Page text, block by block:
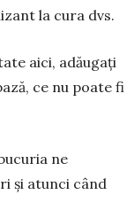
la cura dvs.
aici, adăugați
ce nu poate fi
ne
și atunci când